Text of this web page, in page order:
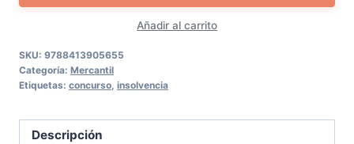
persona
natural
de
Añadir al carrito
SKU: 9788413905655
Categoría: Mercantil
Etiquetas: concurso insolvencia
Descripción